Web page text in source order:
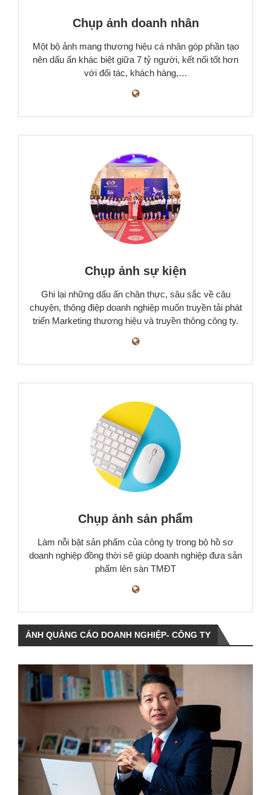
Chụp ảnh doanh nhân
Một bộ ảnh mang thương hiệu cá nhân góp phần tạo
nên dấu ấn khác biệt giữa 7 tỷ người, kết nối tốt hơn
với đối tác, khách hàng,…
Chụp ảnh sự kiện
Ghi lại những dấu ấn chân thực, sâu sắc về câu
chuyện, thông điệp doanh nghiệp muốn truyền tải phát
triển Marketing thương hiệu và truyền thông công ty.
Chụp ảnh sản phẩm
Làm nỗi bật sản phẩm của công ty trong bộ hồ sơ
doanh nghiệp đồng thời sẽ giúp doanh nghiệp đưa sản
phẩm lên sàn TMĐT
ẢNH QUẢNG CÁO DOANH NGHIỆP- CÔNG TY